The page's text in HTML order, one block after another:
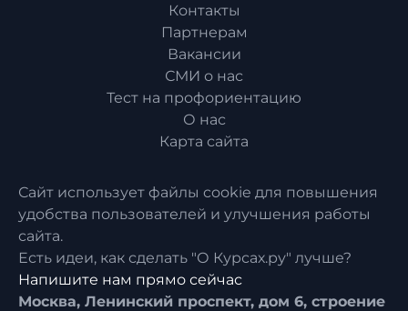
Контакты
Партнерам
Вакансии
СМИ о нас
Тест на профориентацию
О нас
Карта сайта
Сайт использует файлы cookie для повышения
удобства пользователей и улучшения работы
сайта.
Есть идеи, как сделать "О Курсах.ру" лучше?
Напишите нам прямо сейчас
Москва, Ленинский проспект, дом 6, строение